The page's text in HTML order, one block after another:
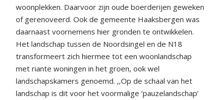
woonplekken. Daarvoor zijn oude boerderijen geweken
of gerenoveerd. Ook de gemeente Haaksbergen was
daarnaast voornemens hier gronden te ontwikkelen.
Het landschap tussen de Noordsingel en de N18
transformeert zich hiermee tot een woonlandschap
met riante woningen in het groen, ook wel
landschapskamers genoemd. ,,Op de schaal van het
landschap is dit voor het voormalige ‘pauzelandschap’